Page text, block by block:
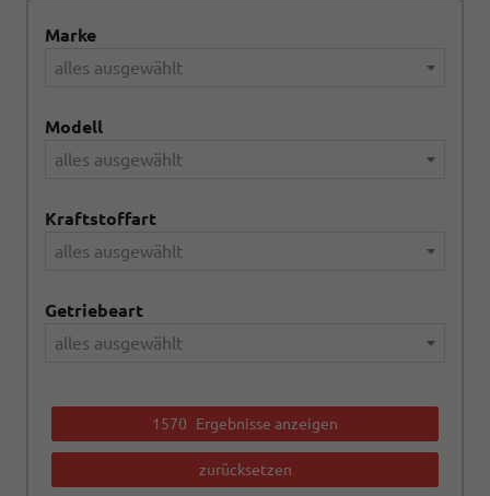
Marke
alles ausgewählt
Modell
alles ausgewählt
Kraftstoffart
alles ausgewählt
Getriebeart
alles ausgewählt
1570 Ergebnisse anzeigen
zurücksetzen